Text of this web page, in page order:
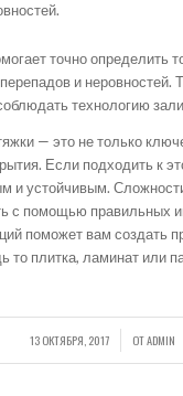
точно определить
и неровностей.
технологию
— это не только
Если подходить к
и устойчивым.
с помощью правильных
поможет вам создать
плитка, ламинат или
13 ОКТЯБРЯ, 2017
/ ОТADMIN